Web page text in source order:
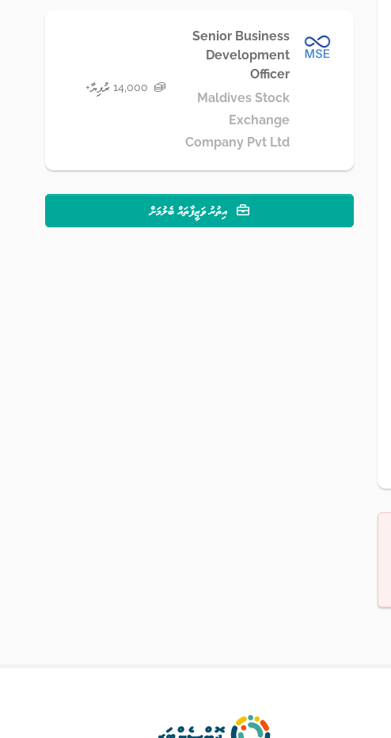
Senior Business
Development
Officer
Maldives Stock
Exchange
Company Pvt Ltd
14,000 ރުފިޔާ+
އިތުރު ވަޒީފާތައް ބެލުމަށް